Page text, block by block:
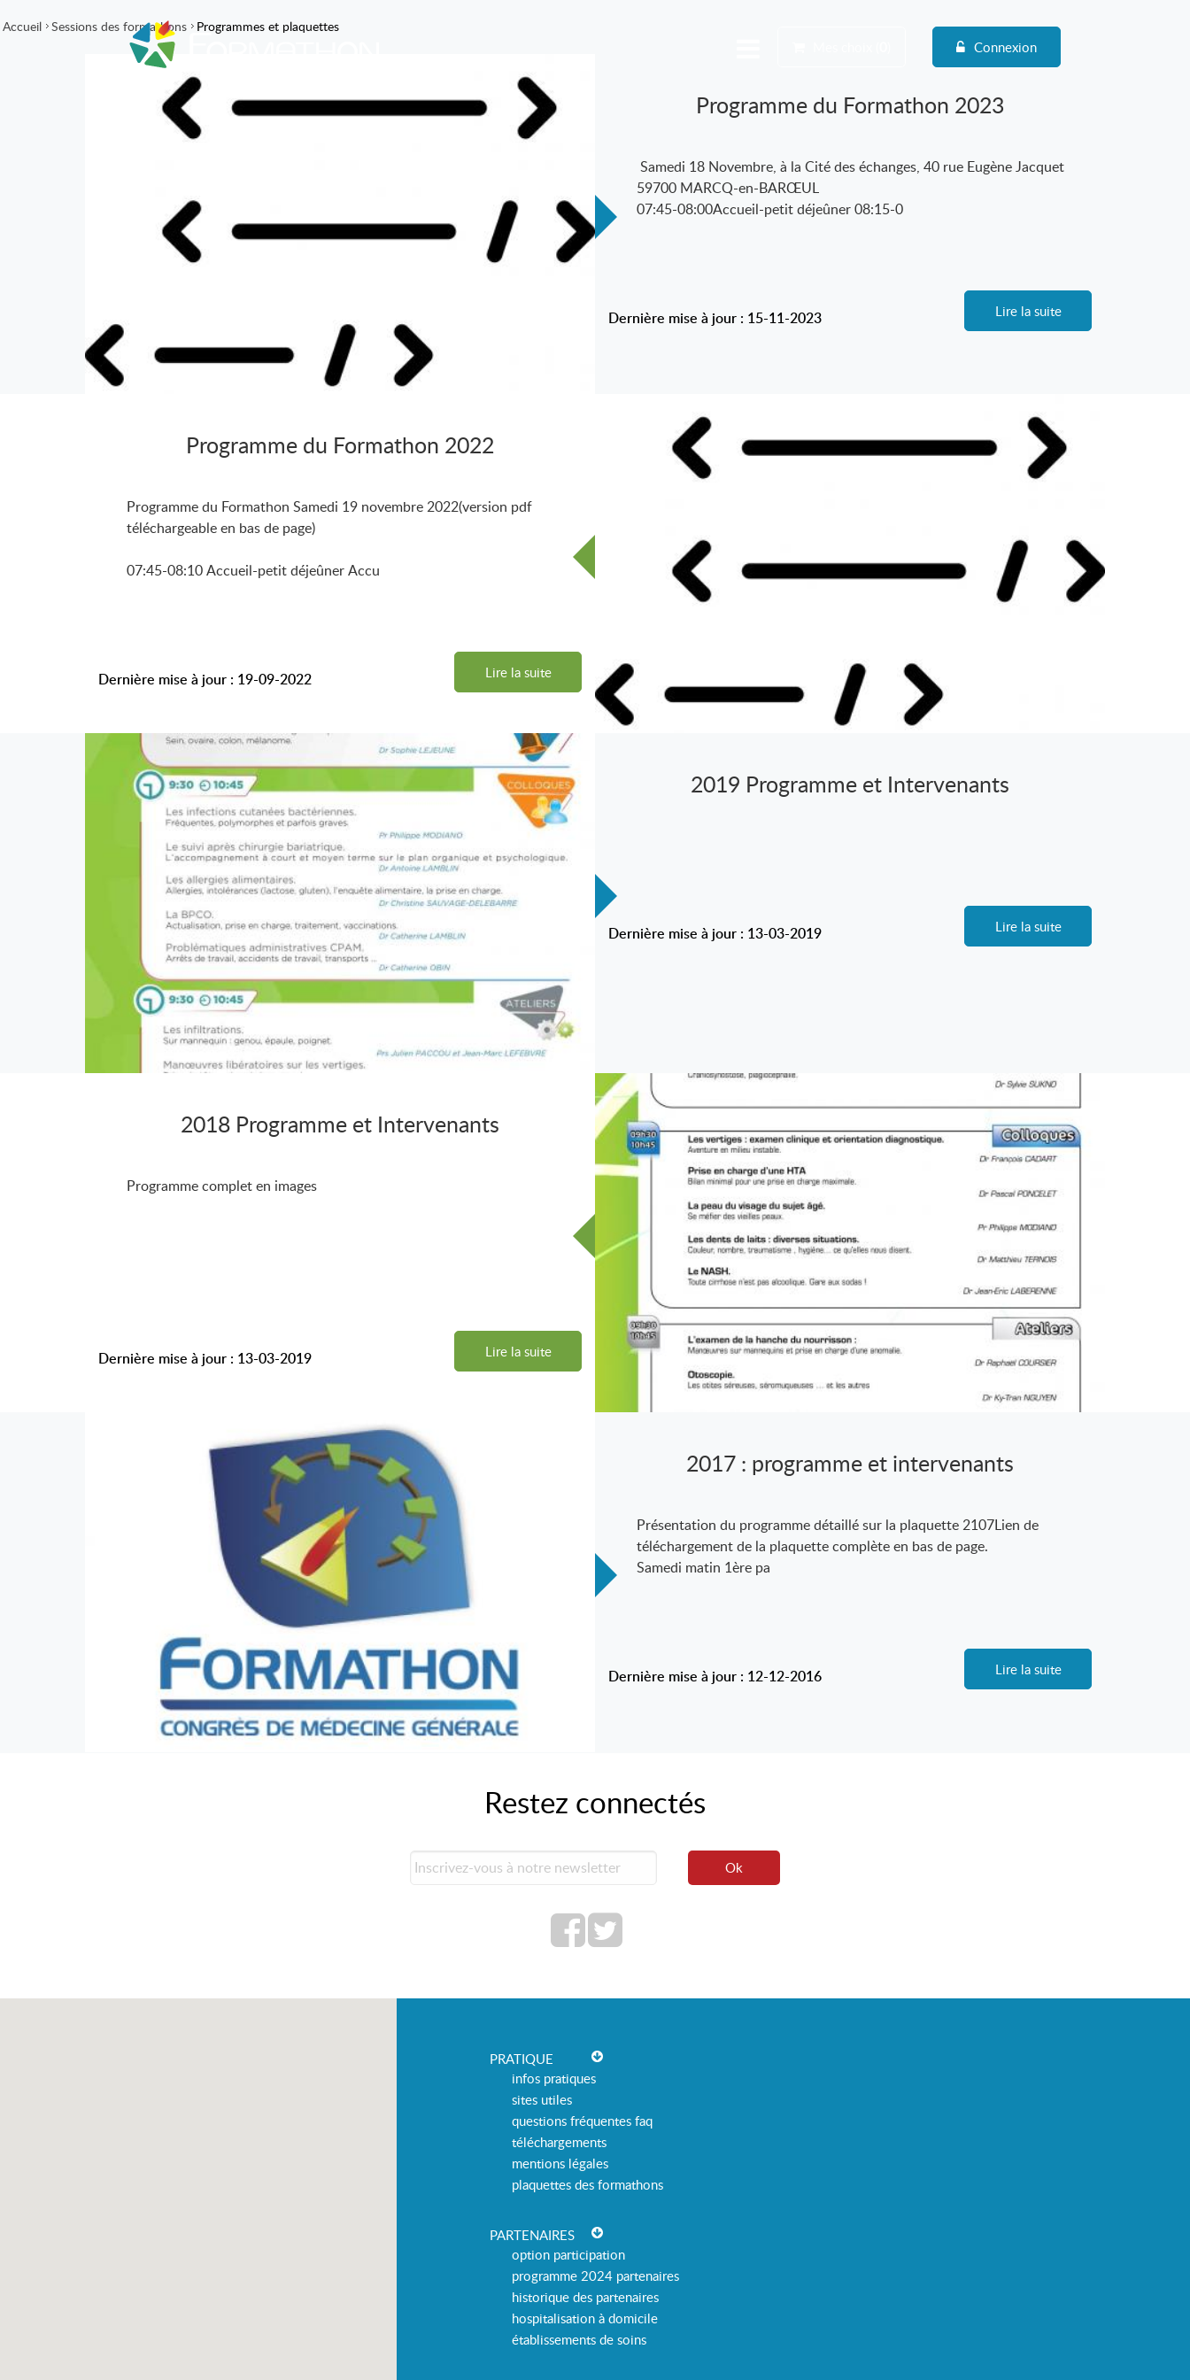
Connexion
Accueil Sessions des formathons Programmes et plaquettes
Programme du Formathon 2023
Samedi 18 Novembre, à la Cité des échanges, 40 rue Eugène Jacquet
59700 MARCQ-en-BARŒUL
07:45-08:00Accueil-petit déjeûner 08:15-0
Dernière mise à jour : 15-11-2023 Lire la suite
Programme du Formathon 2022
Programme du Formathon Samedi 19 novembre 2022(version pdf
téléchargeable en bas de page)
07:45-08:10 Accueil-petit déjeûner Accu
Dernière mise à jour : 19-09-2022 Lire la suite
2019 Programme et Intervenants
Dernière mise à jour : 13-03-2019 Lire la suite
2018 Programme et Intervenants
Programme complet en images
Dernière mise à jour : 13-03-2019 Lire la suite
2017 : programme et intervenants
Présentation du programme détaillé sur la plaquette 2107Lien de
téléchargement de la plaquette complète en bas de page.
Samedi matin 1ère pa
Dernière mise à jour : 12-12-2016 Lire la suite
PRATIQUE
infos pratiques
sites utiles
questions fréquentes faq
téléchargements
mentions légales
plaquettes des formathons
PARTENAIRES
option participation
programme 2024 partenaires
historique des partenaires
hospitalisation à domicile
établissements de soins
Restez connectés